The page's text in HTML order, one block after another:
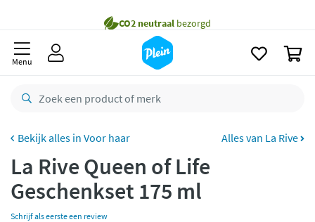
besteld,
Gratisretourneren
Betaal met Klarna
Menu
Voor haar Alles van La Rive
La Rive Queen of Life
Geschenkset 175 ml
Schrijf als eerste een review